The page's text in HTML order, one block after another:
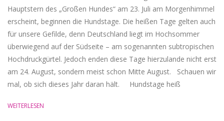
Hauptstern des „Großen Hundes“ am 23. Juli am Morgenhimmel
erscheint, beginnen die Hundstage. Die heißen Tage gelten auch
für unsere Gefilde, denn Deutschland liegt im Hochsommer
überwiegend auf der Südseite – am sogenannten subtropischen
Hochdruckgürtel. Jedoch enden diese Tage hierzulande nicht erst
am 24. August, sondern meist schon Mitte August. Schauen wir
mal, ob sich dieses Jahr daran hält. Hundstage heiß
WEITERLESEN